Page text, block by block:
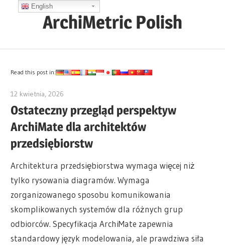
ArchiMetric Polish
Ops,
and
More
Read this post in:
12 kwietnia, 2026
Ostateczny przegląd perspektyw
ArchiMate dla architektów
przedsiębiorstw
Architektura przedsiębiorstwa wymaga więcej niż
tylko rysowania diagramów. Wymaga
zorganizowanego sposobu komunikowania
skomplikowanych systemów dla różnych grup
odbiorców. Specyfikacja ArchiMate zapewnia
standardowy język modelowania, ale prawdziwa siła
English